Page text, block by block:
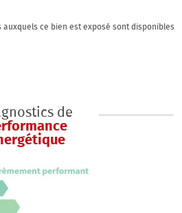
auxquels ce bien est exposé sont disponibles
de